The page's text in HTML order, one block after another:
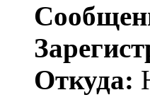
Откуда: